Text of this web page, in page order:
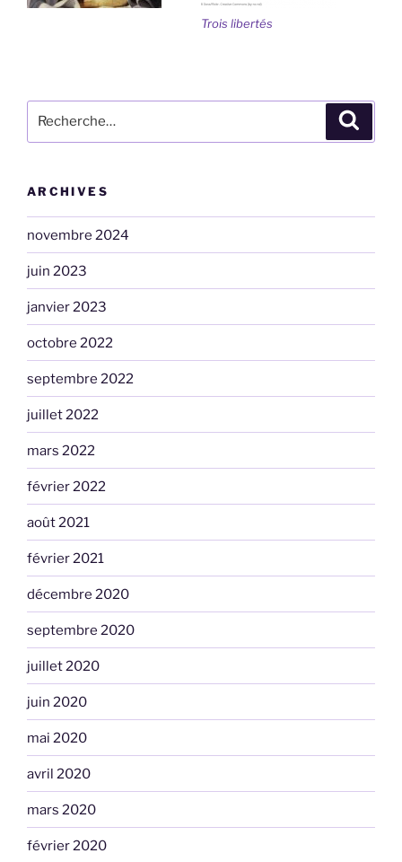
Trois libertés
pour
ARCHIVES
novembre 2024
juin 2023
janvier 2023
octobre 2022
septembre 2022
juillet 2022
mars 2022
février 2022
août 2021
février 2021
décembre 2020
septembre 2020
juillet 2020
juin 2020
mai 2020
avril 2020
mars 2020
février 2020